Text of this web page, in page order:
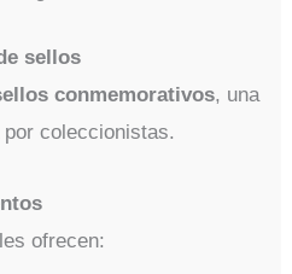
sellos
conmemorativos, una
coleccionistas.
ofrecen: